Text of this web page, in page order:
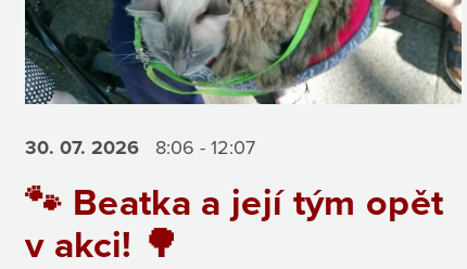
30. 07.2026 8:06 - 12:07
🐾 Beatka a její tým opět
v akci! 🌳